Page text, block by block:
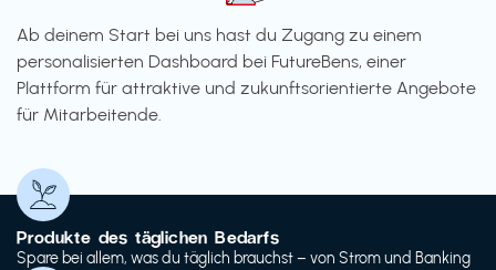
Ab deinem Start bei uns hast du Zugang zu einem
personalisierten Dashboard bei FutureBens, einer
Plattform für attraktive und zukunftsorientierte Angebote
für Mitarbeitende.
Produkte des täglichen Bedarfs
Spare bei allem, was du täglich brauchst – von Strom und Banking